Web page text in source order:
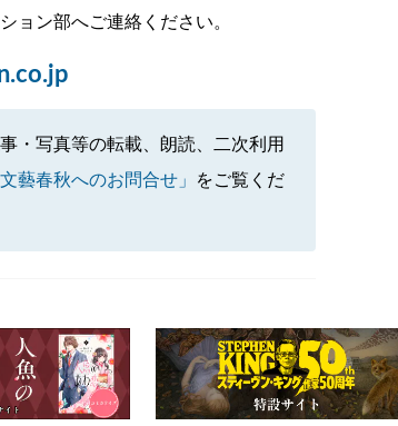
ョン部へご連絡ください。
・写真等の転載、朗読、二次利用
文藝春秋へのお問合せ」
をご覧くだ